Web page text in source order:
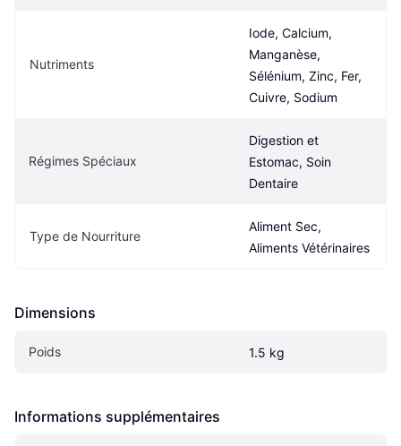
Nutriments
Iode, Calcium,
Manganèse,
Sélénium, Zinc, Fer,
Cuivre, Sodium
Régimes Spéciaux
Digestion et
Estomac, Soin
Dentaire
Type de Nourriture
Aliment Sec,
Aliments Vétérinaires
Dimensions
Poids 1.5 kg
Informations supplémentaires